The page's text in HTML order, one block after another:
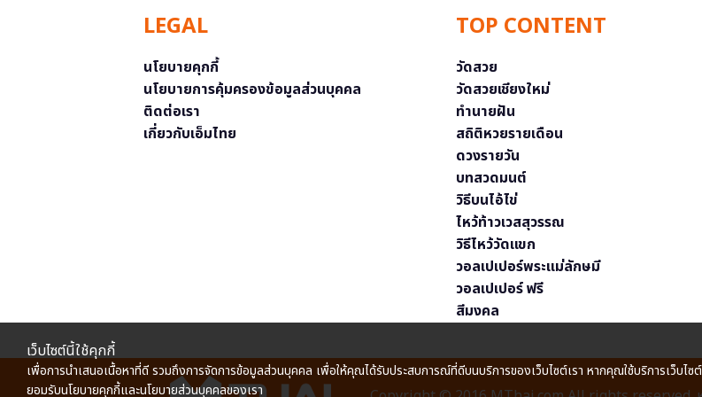
LEGAL
นโยบายคุกกี้
นโยบายการคุ้มครองข้อมูลส่วนบุคคล
ติดต่อเรา
เกี่ยวกับเอ็มไทย
TOP CONTENT
วัดสวย
วัดสวยเชียงใหม่
ทำนายฝัน
สถิติหวยรายเดือน
ดวงรายวัน
บทสวดมนต์
วิธีบนไอ้ไข่
ไหว้ท้าวเวสสุวรรณ
วิธีไหว้วัดแขก
วอลเปเปอร์พระแม่ลักษมี
วอลเปเปอร์ ฟรี
สีมงคล
เว็บไซต์นี้ใช้คุกกี้
เพื่อการนำเสนอเนื้อหาที่ดี รวมถึงการจัดการข้อมูลส่วนบุคคล เพื่อให้คุณได้รับประสบการณ์ที่ดีบนบริการของเว็บไซต์เรา หากคุณใช้บริการเว็บไ
ยอมรับนโยบายคุกกี้และนโยบายส่วนบุคคลของเรา